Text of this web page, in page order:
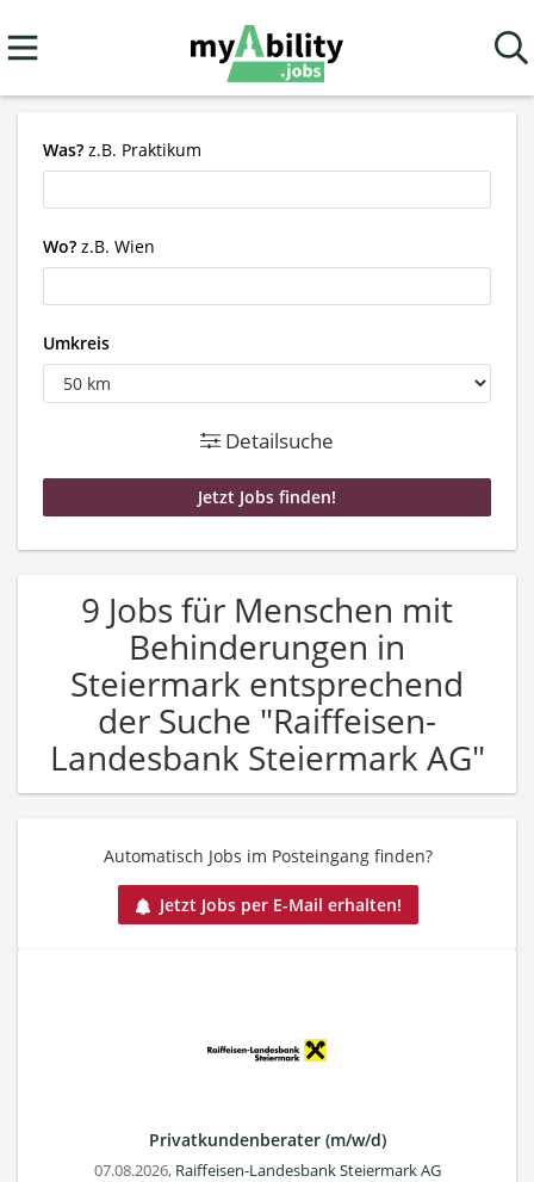
Was? z.B. Praktikum
Wo? z.B. Wien
Umkreis
Detailsuche
9 Jobs für Menschen mit
Behinderungen in
Steiermark entsprechend
der Suche "Raiffeisen-
Landesbank Steiermark AG"
Automatisch Jobs im Posteingang finden?
Jetzt Jobs per E-Mail erhalten!
Privatkundenberater (m/w/d)
07.08.2026, Raiffeisen-Landesbank Steiermark AG